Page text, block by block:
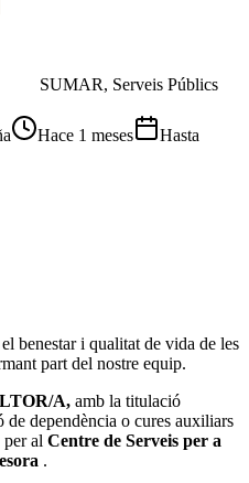
SUMAR, Serveis Públics
Hace 1 meses
Hasta
benestar i qualitat de vida de les
part del nostre equip.
A, amb la titulació
de dependència o cures auxiliars
al Centre de Serveis per a
.